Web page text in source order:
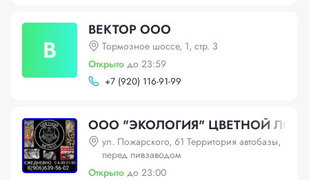
В
ВЕКТОР ООО
Тормозное шоссе, 1, стр. 3
Открыто до 23:59
+7 (920) 116-91-99
ООО "ЭКОЛОГИЯ" ЦВЕТНОЙ ЛОМ
ул. Пожарского, 61 Территория автобазы,
перед пивзаводом
Открыто до 23:00